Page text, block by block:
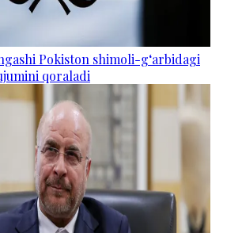
Pokiston shimoli-g‘arbidagi
qoraladi